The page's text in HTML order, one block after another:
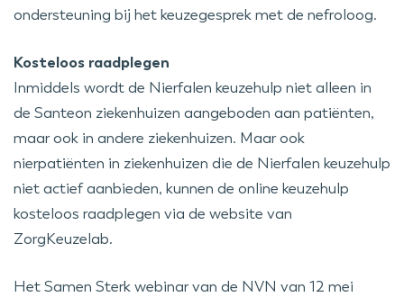
ondersteuning bij het keuzegesprek met de nefroloog.
Kosteloos raadplegen
Inmiddels wordt de Nierfalen keuzehulp niet alleen in
de Santeon ziekenhuizen aangeboden aan patiënten,
maar ook in andere ziekenhuizen. Maar ook
nierpatiënten in ziekenhuizen die de Nierfalen keuzehulp
niet actief aanbieden, kunnen de online keuzehulp
kosteloos raadplegen via de website van
ZorgKeuzelab.
Het Samen Sterk webinar van de NVN van 12 mei